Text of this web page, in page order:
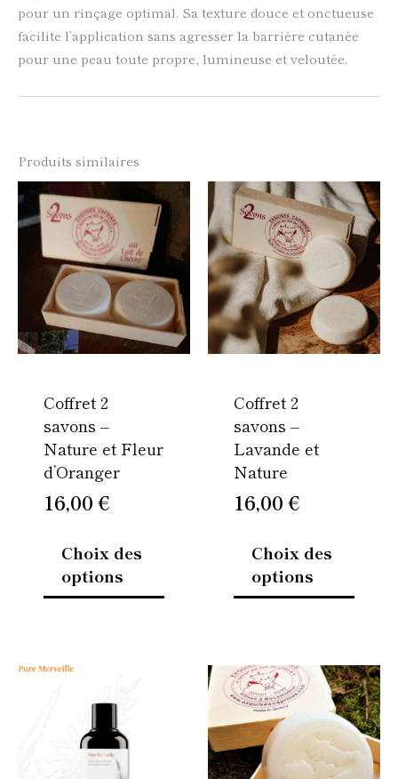
pour un rinçage optimal. Sa texture douce et onctueuse
facilite l’application sans agresser la barrière cutanée
pour une peau toute propre, lumineuse et veloutée.
Produits similaires
Coffret 2
savons –
Nature et Fleur
d’Oranger
16,00€
Choix des
options
produit
plusieurs
variations.
Les
options
peuvent
la
Coffret 2
savons –
Lavande et
Nature
16,00€
Choix des
options
Ce
a
Les
plusieurs
variations.
Ce
a